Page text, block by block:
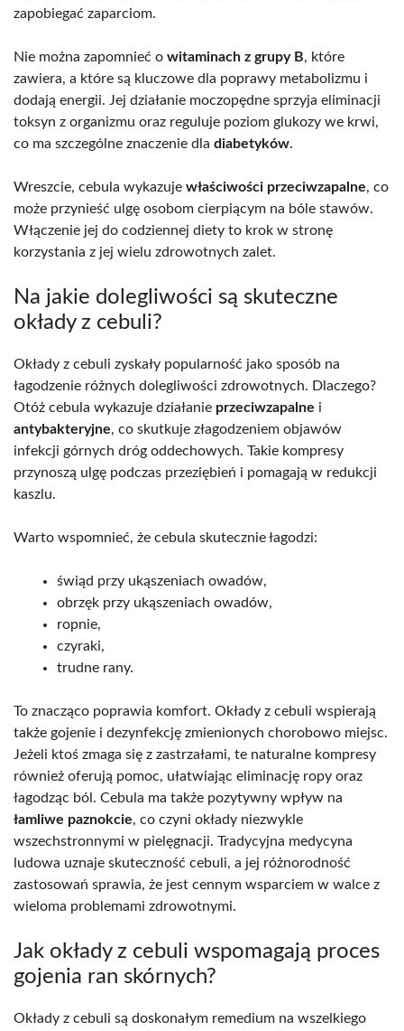
zapobiegać zaparciom.
Nie można zapomnieć o witaminach z grupy B, które
zawiera, a które są kluczowe dla poprawy metabolizmu i
dodają energii. Jej działanie moczopędne sprzyja eliminacji
toksyn z organizmu oraz reguluje poziom glukozy we krwi,
co ma szczególne znaczenie dla diabetyków.
Wreszcie, cebula wykazuje właściwości przeciwzapalne, co
może przynieść ulgę osobom cierpiącym na bóle stawów.
Włączenie jej do codziennej diety to krok w stronę
korzystania z jej wielu zdrowotnych zalet.
Na jakie dolegliwości są skuteczne
okłady z cebuli?
Okłady z cebuli zyskały popularność jako sposób na
łagodzenie różnych dolegliwości zdrowotnych. Dlaczego?
Otóż cebula wykazuje działanie przeciwzapalne i
antybakteryjne, co skutkuje złagodzeniem objawów
infekcji górnych dróg oddechowych. Takie kompresy
przynoszą ulgę podczas przeziębień i pomagają w redukcji
kaszlu.
Warto wspomnieć, że cebula skutecznie łagodzi:
świąd przy ukąszeniach owadów,
obrzęk przy ukąszeniach owadów,
ropnie,
czyraki,
trudne rany.
To znacząco poprawia komfort. Okłady z cebuli wspierają
także gojenie i dezynfekcję zmienionych chorobowo miejsc.
Jeżeli ktoś zmaga się z zastrzałami, te naturalne kompresy
również oferują pomoc, ułatwiając eliminację ropy oraz
łagodząc ból. Cebula ma także pozytywny wpływ na
łamliwe paznokcie, co czyni okłady niezwykle
wszechstronnymi w pielęgnacji. Tradycyjna medycyna
ludowa uznaje skuteczność cebuli, a jej różnorodność
zastosowań sprawia, że jest cennym wsparciem w walce z
wieloma problemami zdrowotnymi.
Jak okłady z cebuli wspomagają proces
gojenia ran skórnych?
Okłady z cebuli są doskonałym remedium na wszelkiego